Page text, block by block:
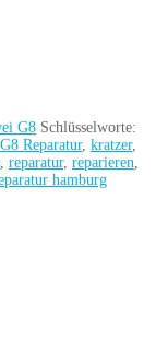
G8 Schlüsselworte:
Reparatur, kratzer,
, reparatur, reparieren,
hamburg